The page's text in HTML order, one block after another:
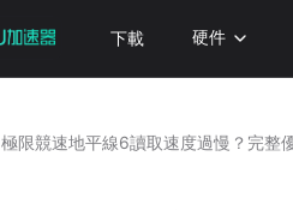
下載 硬件
極限競速地平線6讀取速度過慢？完整